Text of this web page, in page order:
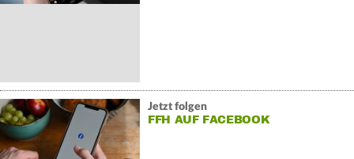
Jetzt folgen
FFH AUF FACEBOOK